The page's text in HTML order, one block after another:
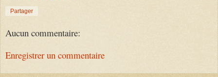
Partager
Aucun commentaire:
Enregistrer un commentaire